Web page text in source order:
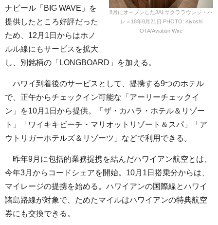
8月にオープンしたJALサクララウンジ・ハ
レ＝18年8月21日 PHOTO: Kiyoshi
OTA/Aviation Wire
ナビール「BIG WAVE」を
提供したところ好評だった
ため、12月1日からはホノ
ルル線にもサービスを拡大
し、別銘柄の「LONGBOARD」を加える。
ハワイ到着後のサービスとして、提携する9つのホテル
で、正午からチェックイン可能な「アーリーチェックイ
ン」を10月1日から提供。「ザ・カハラ・ホテル＆リゾー
ト」「ワイキキビーチ・マリオットリゾート＆スパ」「ア
ウトリガーホテルズ＆リゾーツ」などで利用できる。
昨年9月に包括的業務提携を結んだハワイアン航空とは、
今年3月からコードシェアを開始。10月1日搭乗分からは、
マイレージの提携を始める。ハワイアンの国際線とハワイ
諸島路線が対象で、ためたマイルはハワイアンの特典航空
券にも交換できる。